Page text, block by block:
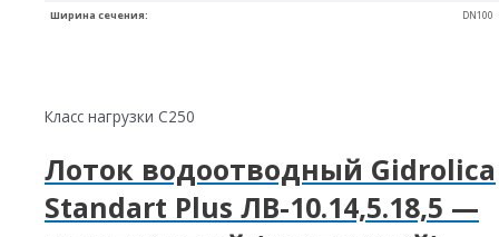
Ширина сечения: DN100
Класс нагрузки C250
Лоток водоотводный Gidrolica
Standart Plus ЛВ-10.14,5.18,5 —